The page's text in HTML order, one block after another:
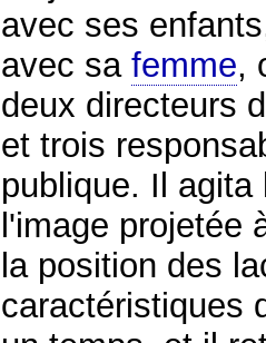
avec ses
avec sa femme,
deux directeurs
et trois
publique. Il
l'image projetée
la position des
caractéristiques